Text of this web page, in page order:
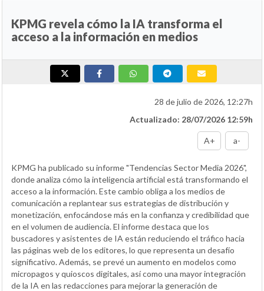
KPMG revela cómo la IA transforma el
acceso a la información en medios
28 de julio de 2026, 12:27h
Actualizado: 28/07/2026 12:59h
A+ a-
KPMG ha publicado su informe "Tendencias Sector Media 2026",
donde analiza cómo la inteligencia artificial está transformando el
acceso a la información. Este cambio obliga a los medios de
comunicación a replantear sus estrategias de distribución y
monetización, enfocándose más en la confianza y credibilidad que
en el volumen de audiencia. El informe destaca que los
buscadores y asistentes de IA están reduciendo el tráfico hacia
las páginas web de los editores, lo que representa un desafío
significativo. Además, se prevé un aumento en modelos como
micropagos y quioscos digitales, así como una mayor integración
de la IA en las redacciones para mejorar la generación de